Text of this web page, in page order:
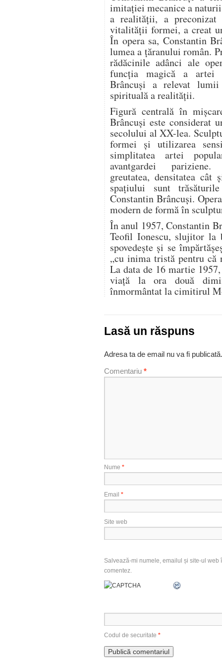
imitației mecanice a
a realității, a preconizat
vitalității formei, a creat
În opera sa, Constantin
lumea a țăranului român.
rădăcinile adânci ale
funcția magică a artei
Brâncuși a relevat lumii
spirituală a realității.
Figură centrală în
Brâncuși este
secolului al XX-lea.
formei și utilizarea
simplitatea artei
avantgardei pariziene.
greutatea, densitatea
spațiului sunt
Constantin Brâncuși.
modern de formă în
În anul 1957, Constantin
Teofil Ionescu, slujitor la
spovedește și se
„cu inima tristă pentru că
La data de 16 martie
viață la ora două
înmormântat la cimitirul
Lasă un răspuns
Adresa ta de email nu va fi publicată.
Comentariu *
Nume *
Email *
Site web
Salvează-mi numele, emailul și site-ul
comentez.
Codul de securitate *